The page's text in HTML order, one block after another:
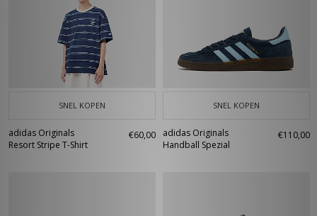
SNEL KOPEN
adidas Originals
Resort Stripe T-Shirt
€60,00
SNEL KOPEN
adidas Originals
Handball Spezial
€110,00